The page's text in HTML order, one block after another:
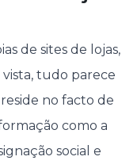
de sites de lojas,
vista, tudo parece
no facto de
como a
social e